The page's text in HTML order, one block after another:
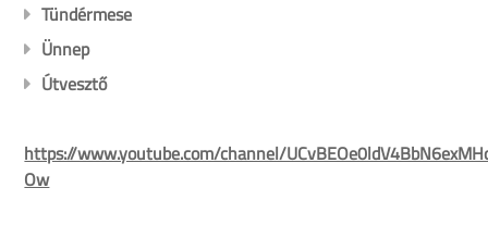
Tündérmese
Ünnep
Útvesztő
https://www.youtube.com/channel/
Ow